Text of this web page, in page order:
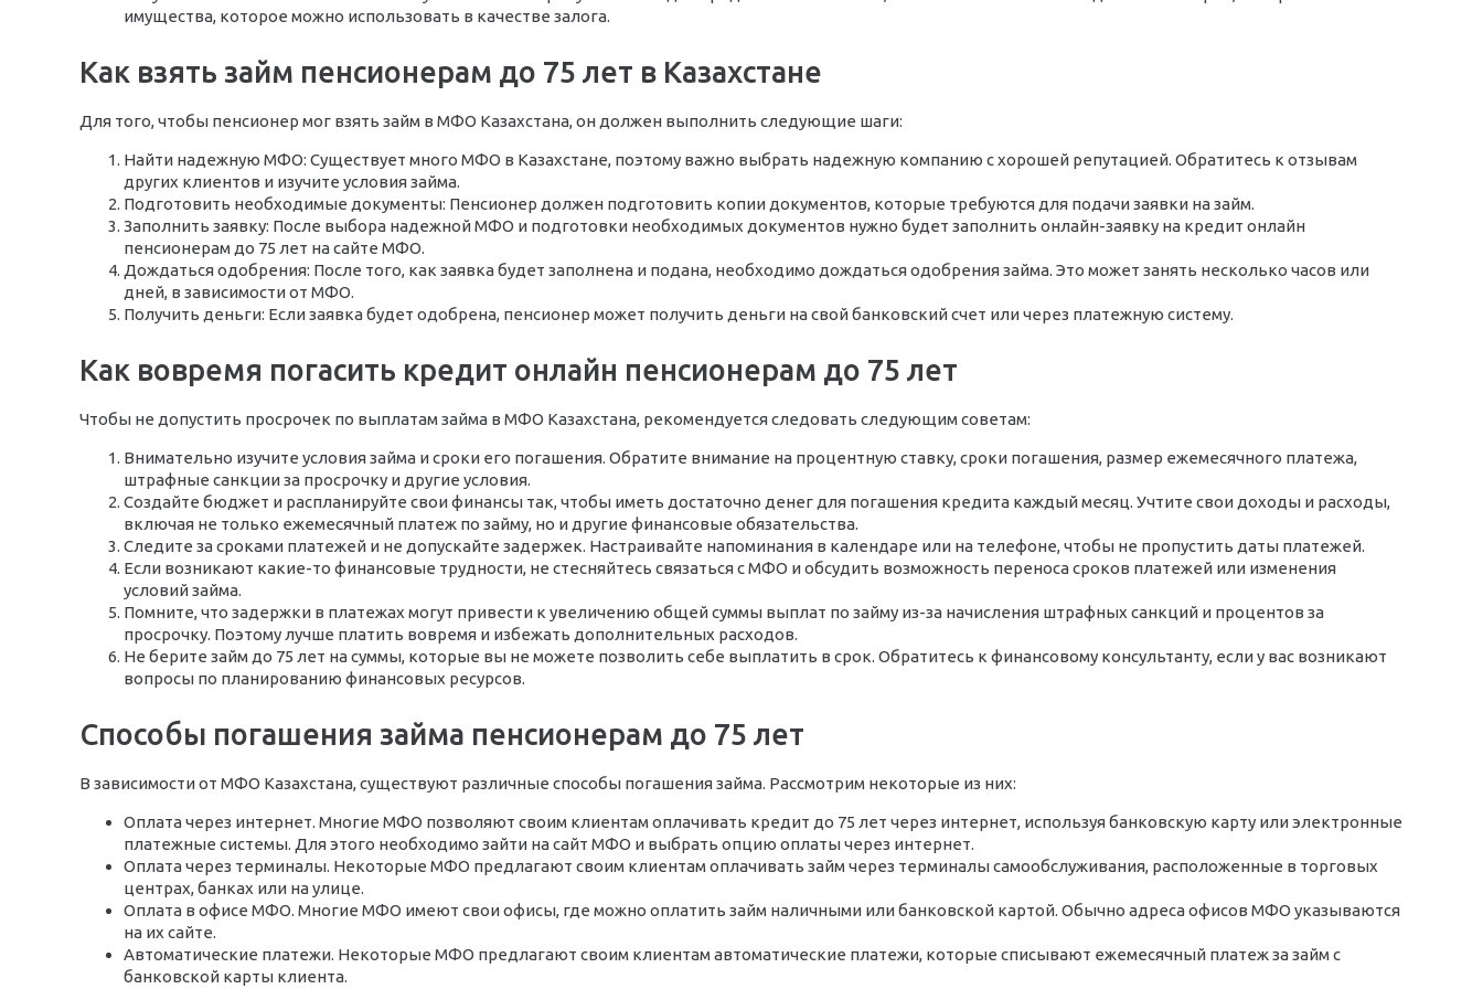
имущества, которое можно использовать в качестве залога.
Как взять займ пенсионерам до 75 лет в Казахстане
Для того, чтобы пенсионер мог взять займ в МФО Казахстана, он должен выполнить следующие шаги:
Найти надежную МФО: Существует много МФО в Казахстане, поэтому важно выбрать надежную компанию с хорошей репутацией. Обратитесь к отзывам
других клиентов и изучите условия займа.
Подготовить необходимые документы: Пенсионер должен подготовить копии документов, которые требуются для подачи заявки на займ.
Заполнить заявку: После выбора надежной МФО и подготовки необходимых документов нужно будет заполнить онлайн-заявку на кредит онлайн
пенсионерам до 75 лет на сайте МФО.
Дождаться одобрения: После того, как заявка будет заполнена и подана, необходимо дождаться одобрения займа. Это может занять несколько часов или
дней, в зависимости от МФО.
Получить деньги: Если заявка будет одобрена, пенсионер может получить деньги на свой банковский счет или через платежную систему.
Как вовремя погасить кредит онлайн пенсионерам до 75 лет
Чтобы не допустить просрочек по выплатам займа в МФО Казахстана, рекомендуется следовать следующим советам:
Внимательно изучите условия займа и сроки его погашения. Обратите внимание на процентную ставку, сроки погашения, размер ежемесячного платежа,
штрафные санкции за просрочку и другие условия.
Создайте бюджет и распланируйте свои финансы так, чтобы иметь достаточно денег для погашения кредита каждый месяц. Учтите свои доходы и расходы,
включая не только ежемесячный платеж по займу, но и другие финансовые обязательства.
Следите за сроками платежей и не допускайте задержек. Настраивайте напоминания в календаре или на телефоне, чтобы не пропустить даты платежей.
Если возникают какие-то финансовые трудности, не стесняйтесь связаться с МФО и обсудить возможность переноса сроков платежей или изменения
условий займа.
Помните, что задержки в платежах могут привести к увеличению общей суммы выплат по займу из-за начисления штрафных санкций и процентов за
просрочку. Поэтому лучше платить вовремя и избежать дополнительных расходов.
Не берите займ до 75 лет на суммы, которые вы не можете позволить себе выплатить в срок. Обратитесь к финансовому консультанту, если у вас возникают
вопросы по планированию финансовых ресурсов.
Способы погашения займа пенсионерам до 75 лет
В зависимости от МФО Казахстана, существуют различные способы погашения займа. Рассмотрим некоторые из них:
Оплата через интернет. Многие МФО позволяют своим клиентам оплачивать кредит до 75 лет через интернет, используя банковскую карту или электронные
платежные системы. Для этого необходимо зайти на сайт МФО и выбрать опцию оплаты через интернет.
Оплата через терминалы. Некоторые МФО предлагают своим клиентам оплачивать займ через терминалы самообслуживания, расположенные в торговых
центрах, банках или на улице.
Оплата в офисе МФО. Многие МФО имеют свои офисы, где можно оплатить займ наличными или банковской картой. Обычно адреса офисов МФО указываются
на их сайте.
Автоматические платежи. Некоторые МФО предлагают своим клиентам автоматические платежи, которые списывают ежемесячный платеж за займ с
банковской карты клиента.